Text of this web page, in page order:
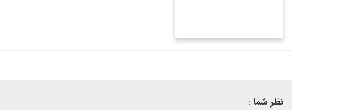
نظر شما :